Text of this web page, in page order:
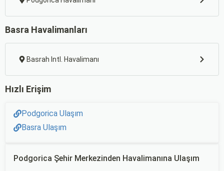
Basra Havalimanları
Basrah Intl. Havalimanı
Hızlı Erişim
Podgorica Ulaşım
Basra Ulaşım
Podgorica Şehir Merkezinden Havalimanına Ulaşım